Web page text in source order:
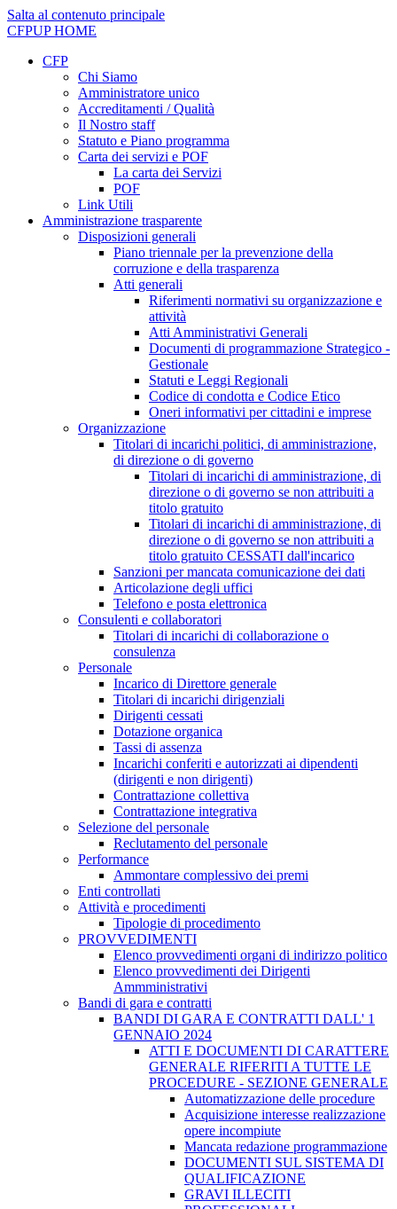
Salta al contenuto principale
CFPUPHOME
CFP
Chi Siamo
Amministratore unico
Accreditamenti / Qualità
Il Nostro staff
Statuto e Piano programma
Carta dei servizi e POF
La carta dei Servizi
POF
Link Utili
Amministrazione trasparente
Disposizioni generali
Piano triennale per la prevenzione della
corruzione e della trasparenza
Atti generali
Riferimenti normativi su organizzazione e
attività
Atti Amministrativi Generali
Documenti di programmazione Strategico -
Gestionale
Statuti e Leggi Regionali
Codice di condotta e Codice Etico
Oneri informativi per cittadini e imprese
Organizzazione
Titolari di incarichi politici, di amministrazione,
di direzione o di governo
Titolari di incarichi di amministrazione, di
direzione o di governo se non attribuiti a
titolo gratuito
Titolari di incarichi di amministrazione, di
direzione o di governo se non attribuiti a
titolo gratuito CESSATI dall'incarico
Sanzioni per mancata comunicazione dei dati
Articolazione degli uffici
Telefono e posta elettronica
Consulenti e collaboratori
Titolari di incarichi di collaborazione o
consulenza
Personale
Incarico di Direttore generale
Titolari di incarichi dirigenziali
Dirigenti cessati
Dotazione organica
Tassi di assenza
Incarichi conferiti e autorizzati ai dipendenti
(dirigenti e non dirigenti)
Contrattazione collettiva
Contrattazione integrativa
Selezione del personale
Reclutamento del personale
Performance
Ammontare complessivo dei premi
Enti controllati
Attività e procedimenti
Tipologie di procedimento
PROVVEDIMENTI
Elenco provvedimenti organi di indirizzo politico
Elenco provvedimenti dei Dirigenti
Ammministrativi
Bandi di gara e contratti
BANDI DI GARA E CONTRATTI DALL' 1
GENNAIO 2024
ATTI E DOCUMENTI DI CARATTERE
GENERALE RIFERITI A TUTTE LE
PROCEDURE - SEZIONE GENERALE
Automatizzazione delle procedure
Acquisizione interesse realizzazione
opere incompiute
Mancata redazione programmazione
DOCUMENTI SUL SISTEMA DI
QUALIFICAZIONE
GRAVI ILLECITI